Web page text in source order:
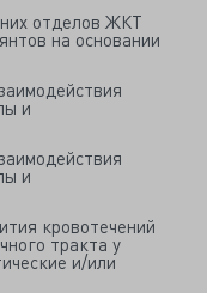
отделов ЖКТ
на основании
и
и
кровотечений
тракта у
и/или